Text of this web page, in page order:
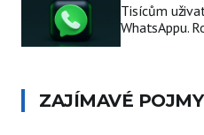
Tisícům
WhatsAppu.
ZAJÍMAVÉ POJMY